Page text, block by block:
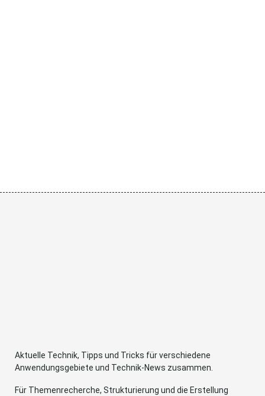
Aktuelle Technik, Tipps und Tricks für verschiedene
Anwendungsgebiete und Technik-News zusammen.
Für Themenrecherche, Strukturierung und die Erstellung